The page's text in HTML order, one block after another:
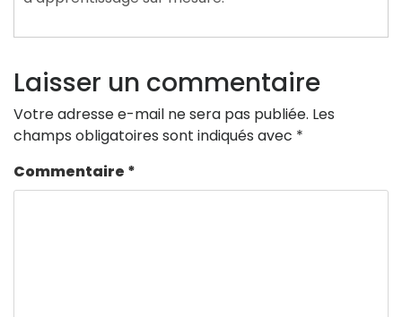
Laisser un commentaire
Votre adresse e-mail ne sera pas publiée. Les
champs obligatoires sont indiqués avec *
Commentaire *